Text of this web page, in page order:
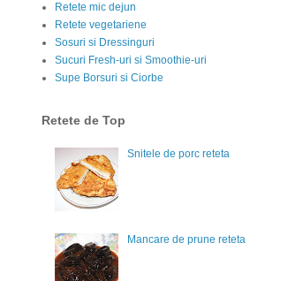
Retete mic dejun
Retete vegetariene
Sosuri si Dressinguri
Sucuri Fresh-uri si Smoothie-uri
Supe Borsuri si Ciorbe
Retete de Top
Snitele de porc reteta
Mancare de prune reteta